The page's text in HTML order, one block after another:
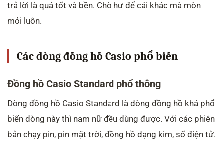
trả lời là quá tốt và bền. Chờ hư để cái khác mà mòn
mỏi luôn.
Các dòng đồng hồ Casio phổ biến
Đồng hồ Casio Standard phổ thông
Dòng đồng hồ Casio Standard là dòng đồng hồ khá phổ
biến dòng này thì nam nữ đều dùng được. Với các phiên
bản chạy pin, pin mặt trời, đồng hồ dạng kim, số điện tử.